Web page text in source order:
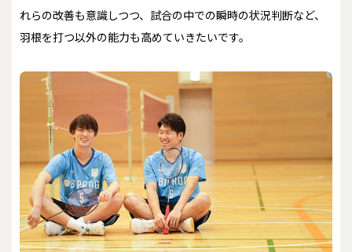
れらの改善も意識しつつ、試合の中での瞬時の状況判断など、
羽根を打つ以外の能力も高めていきたいです。